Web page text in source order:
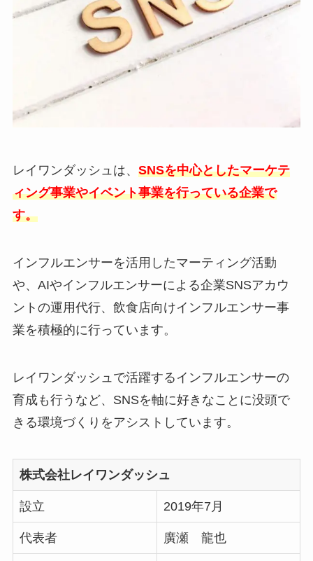
レイワンダッシュは、 SNSを中心としたマーケテ
ィング事業やイベント事業を行っている企業で
す。
インフルエンサーを活用したマーティング活動
や、AIやインフルエンサーによる企業SNSアカウ
ントの運用代行、飲食店向けインフルエンサー事
業を積極的に行っています。
レイワンダッシュで活躍するインフルエンサーの
育成も行うなど、SNSを軸に好きなことに没頭で
きる環境づくりをアシストしています。
株式会社レイワンダッシュ
設立 2019年7月
代表者 廣瀬 龍也